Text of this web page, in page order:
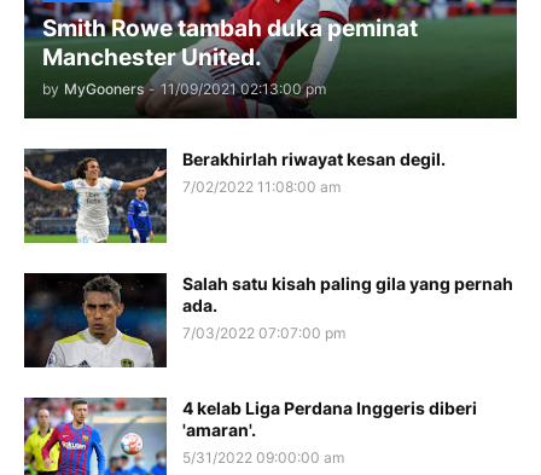
Smith Rowe tambah duka peminat
Manchester United.
by MyGooners - 11/09/2021 02:13:00 pm
Berakhirlah riwayat kesan degil.
7/02/2022 11:08:00 am
Salah satu kisah paling gila yang pernah
ada.
7/03/2022 07:07:00 pm
4 kelab Liga Perdana Inggeris diberi
'amaran'.
5/31/2022 09:00:00 am